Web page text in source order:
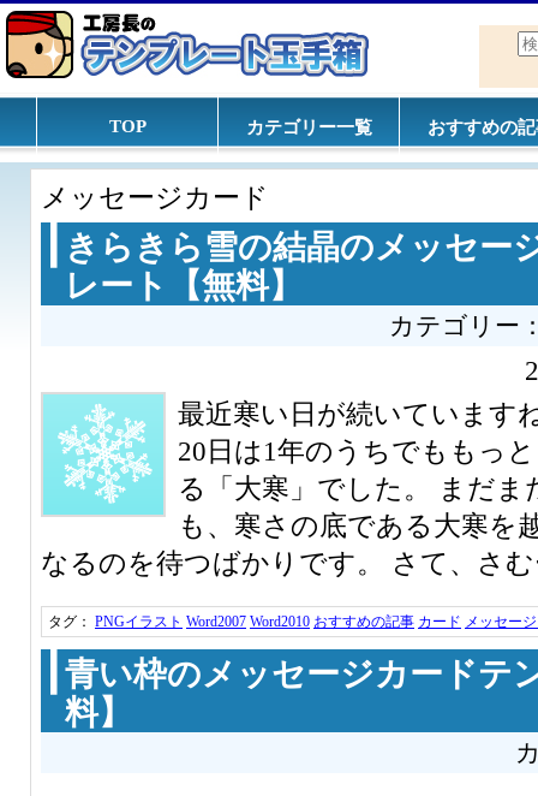
TOP カテゴリー一覧 おすすめの
メッセージカード
きらきら雪の結晶のメッセー
レート【無料】
カテゴリー
最近寒い日が続いています
20日は1年のうちでももっ
る「大寒」でした。 まだま
も、寒さの底である大寒を
なるのを待つばかりです。 さて、さ
タグ： PNGイラスト Word2007 Word2010 おすすめの記事 カード メッセー
青い枠のメッセージカードテ
料】